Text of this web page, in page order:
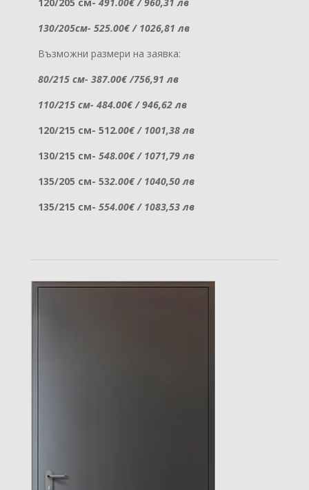
130/205см- 525.00€ / 1026,81 лв
Възможни размери на заявка:
80/215 см- 387.00€ /756,91 лв
110/215 см- 484.00€ / 946,62 лв
120/215 см- 512.00€ / 1001,38 лв
130/215 см- 548.00€ / 1071,79 лв
135/205 см- 532.00€ / 1040,50 лв
135/215 см- 554.00€ / 1083,53 лв